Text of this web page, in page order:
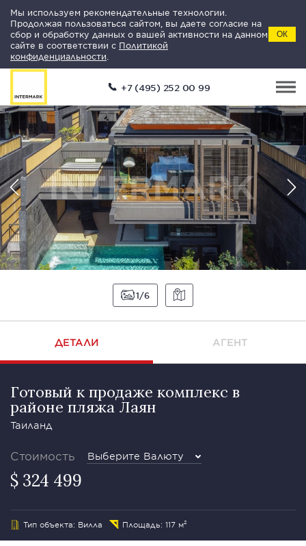
Мы используем рекомендательные технологии.
Продолжая пользоваться сайтом, вы даете согласие на
сбор и обработку данных о вашей активности на данном
сайте в соответствии с Политикой
конфиденциальности
ОК
+7 (495) 252 00 99
1 6
ДЕТАЛИ АГЕНТ
Готовый к продаже комплекс в
районе пляжа Лаян
Таиланд
Стоимость Выберите Валюту
$ 324 499
Тип объекта: Вилла Площадь: 117 м²